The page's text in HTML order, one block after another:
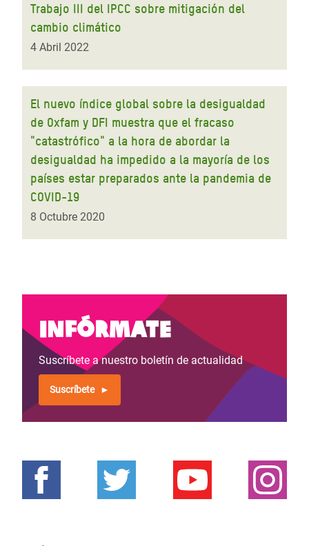
Trabajo III del IPCC sobre mitigación del
cambio climático
4 Abril 2022
El nuevo índice global sobre la desigualdad
de Oxfam y DFI muestra que el fracaso
"catastrófico" a la hora de abordar la
desigualdad ha impedido a la mayoría de los
países estar preparados ante la pandemia de
COVID-19
8 Octubre 2020
Infórmate
Suscríbete a nuestro boletín de actualidad
Suscríbete